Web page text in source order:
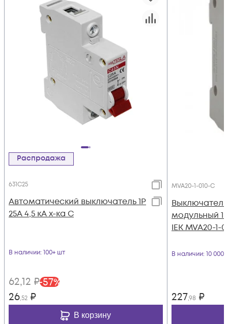
Распродажа
631C25
Автоматический выключатель 1Р
25А 4,5 кА х-ка С
В наличии: 100+ шт
62,12 ₽-57%
26,52 ₽
В корзину
MVA20-1-010-C
модульный
IEK MVA20-1-
В наличии: 10
227,98 ₽